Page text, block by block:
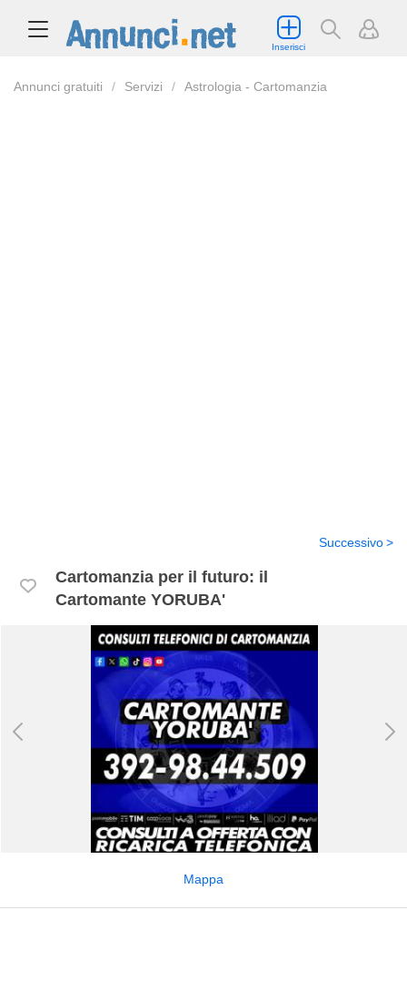
Inserisci
Annunci gratuiti Servizi Astrologia - Cartomanzia
Cartomanzia per il futuro: il
Cartomante YORUBA'
Successivo
Mappa